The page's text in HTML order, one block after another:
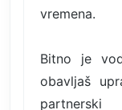
vremena.
Bitno je
obavljaš